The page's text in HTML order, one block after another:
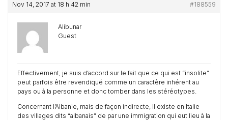
Nov 14, 2017 at 18 h 42 min #188559
Alibunar
Guest
Effectivement, je suis d’accord sur le fait que ce qui est “insolite”
peut parfois être revendiqué comme un caractère inhérent au
pays ou à la personne et donc tomber dans les stéréotypes.
Concernant l’Albanie, mais de façon indirecte, il existe en Italie
des villages dits “albanais” de par une immigration qui eut lieu à la